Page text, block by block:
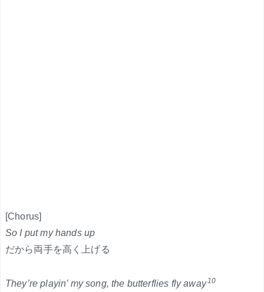
[Chorus]
So I put my hands up
だから両手を高く上げる
They’re playin’ my song, the butterflies fly away10